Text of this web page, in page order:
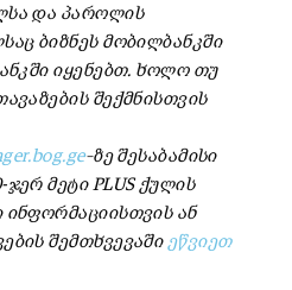
და პაროლის
ბიზნეს მობილბანკში
იყენებთ. ხოლო თუ
შექმნისთვის
–ზე შესაბამისი
ჯერ მეტიPLUSქულის
ინფორმაციისთვის ან
შემთხვევაში ეწვიეთ